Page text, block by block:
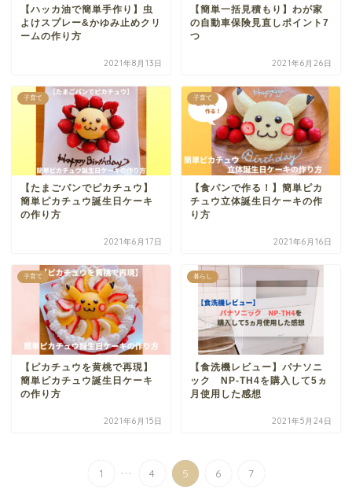
【ハッカ油で簡単手作り】虫
よけスプレー&かゆみ止めクリ
ームの作り方
2021年8月13日
【簡単一括見積もり】わが家
の自動車保険見直しポイント7
つ
2021年6月26日
子育て
【たまごパンでピカチュウ】
簡単ピカチュウ誕生日ケーキ
の作り方
2021年6月17日
子育て
【食パンで作る！】簡単ピカ
チュウ立体誕生日ケーキの作
り方
2021年6月16日
子育て
【ピカチュウを黄桃で再現】
簡単ピカチュウ誕生日ケーキ
の作り方
2021年6月15日
暮らし
【食洗機レビュー】パナソニ
ック NP-TH4を購入して5ヵ
月使用した感想
2021年5月24日
1 ... 4 5 6 7